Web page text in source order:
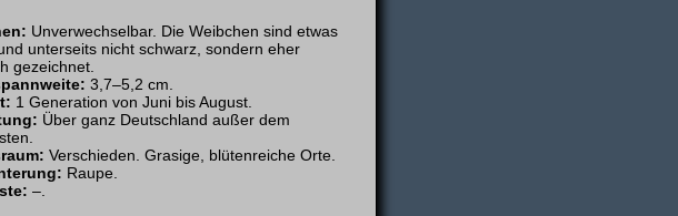
Unverwechselbar. Die Weibchen sind etwas
unterseits nicht schwarz, sondern eher
gezeichnet.
3,7–5,2 cm.
1 Generation von Juni bis August.
Über ganz Deutschland außer dem
Verschieden. Grasige, blütenreiche Orte.
Raupe.
–.